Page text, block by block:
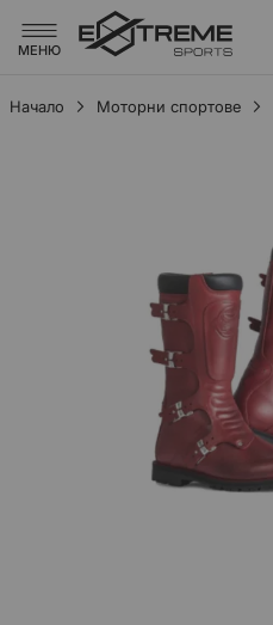
МЕНЮ
Начало Моторни спортове